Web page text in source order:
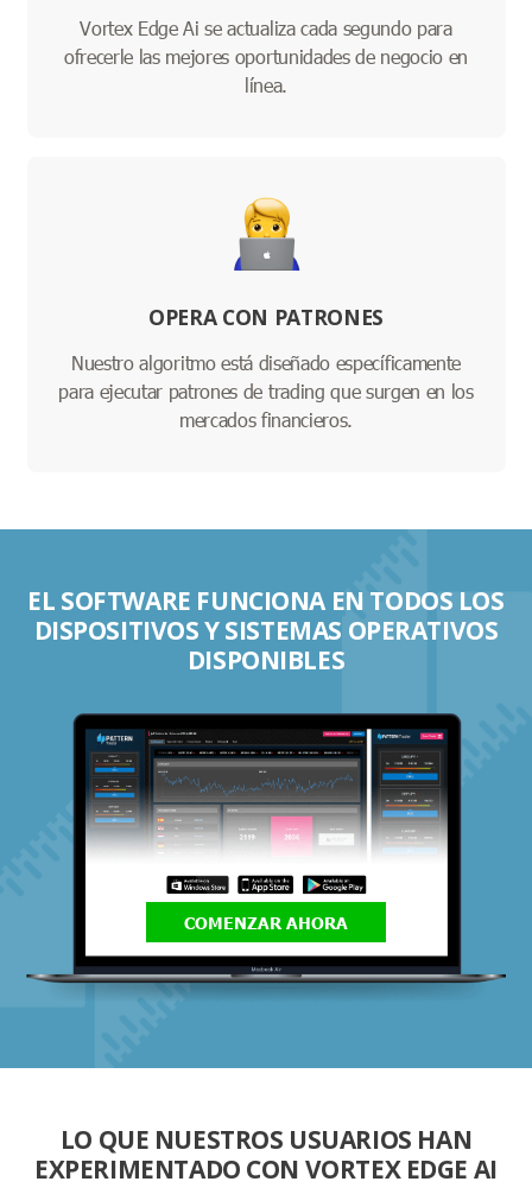
Vortex Edge Ai se actualiza cada segundo para
ofrecerle las mejores oportunidades de negocio en
línea.
OPERA CON PATRONES
Nuestro algoritmo está diseñado específicamente
para ejecutar patrones de trading que surgen en los
mercados financieros.
EL SOFTWARE FUNCIONA EN TODOS LOS
DISPOSITIVOS Y SISTEMAS OPERATIVOS
DISPONIBLES
COMENZAR AHORA
LO QUE NUESTROS USUARIOS HAN
EXPERIMENTADO CON VORTEX EDGE AI